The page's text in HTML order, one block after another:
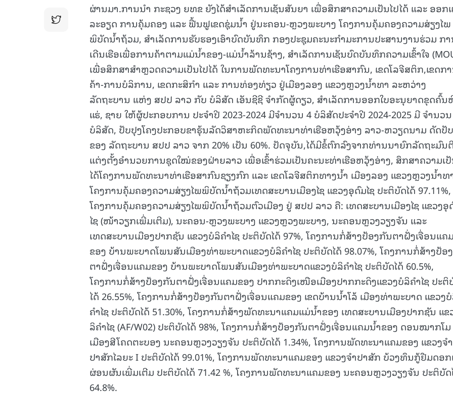
ຜ່ານມາ.ການນໍາ ກະຊວງ ຍທຂ ຍັງໄດ້ສຳເລັດການເຊັນສັນຍາ ເພື່ອສຶກສາຄວາມເປັນໄປໄດ້ ແລະ ອອກ
ລະອຽດ ການຄຸ້ມຄອງ ແລະ ຟື້ນຟູເຂດຊຸ່ມນ້ຳ ຢູ່ນະຄອນ-ຫຼວງພະບາງ ໂຄງການຄຸ້ມຄອງຄວາມສ່ຽງໄພ
ພິບັດນ້ຳຖ້ວມ, ສໍາເລັດການຮັບຮອງເອົາບົດບັນທຶກ ກອງປະຊຸມຄະນະກໍາມະການປະສານງານຮ່ວມ ກ
ເດີນເຮືອເພື່ອການຄ້າຕາມແມ່ນໍ້າຂອງ-ແມ່ນໍ້າລ້ານຊ້າງ, ສໍາເລັດການເຊັນບົດບັນທຶກຄວາມເຂົ້າໃຈ
ເພື່ອສຶກສາສຳຫຼວດຄວາມເປັນໄປໄດ້ ໃນການພັດທະນາໂຄງການທ່າເຮືອສາກົນ, ເຂດໂລຈີສຕິກ,ເຂດກ
ຄ້າ-ການບໍລິການ, ເຂດກະສິກຳ ແລະ ການທ່ອງທ່ຽວ ຢູ່ເມືອງລອງ ແຂວງຫຼວງນ້ຳທາ ລະຫວ່າງ
ລັດຖະບານ ແຫ່ງ ສປປ ລາວ ກັບ ບໍລິສັດ ເອັນຊີຊີ ຈຳກັດຜູ້ດຽວ, ສຳເລັດການອອກໃບອະນຸຍາດຂຸດຄົ້ນ
ແຮ່, ຊາຍ ໃຫ້ຜູ້ປະກອບການ ປະຈຳປີ 2023-2024 ມີຈຳນວນ 4 ບໍລິສັດປະຈຳປີ 2024-2025 ມີ ຈຳນວນ
ບໍລິສັດ, ປັບປຸງໂຄງປະກອບຂາຮຸ້ນລັດວິສາຫະກິດພັດທະນາທ່າເຮືອຫວຸ້ງອ່າງ ລາວ-ຫວຽດນາມ ດັດປັ
ຂອງ ລັດຖະບານ ສປປ ລາວ ຈາກ 20% ເປັນ 60%. ປັດຈຸບັນ,ໄດ້ມີຂໍ້ຕົກລົງຈາກທ່ານນາຍົກລັດຖະມົນ
ແຕ່ງຕັ້ງອຳນວຍການຊຸດໃໝ່ຂອງຝ່າຍລາວ ເພື່ອເຂົ້າຮ່ວມເປັນຄະນະທ່າເຮືອຫວຸ້ງອ່າງ, ສຶກສາຄວາມເປັ
ໄດ້ໂຄງການພັດທະນາທ່າເຮືອສາກົນຊຽງກົກ ແລະ ເຂດໂລຈີສຕິກທາງນໍ້າ ເມືອງລອງ ແຂວງຫຼວງນໍ້າທ
ໂຄງການຄຸ້ມຄອງຄວາມສ່ຽງໄພພິບັດນໍ້າຖ້ວມເທດສະບານເມືອງໄຊ ແຂວງອຸດົມໄຊ ປະຕິບັດໄດ້ 97.11%,
ໂຄງການຄຸ້ມຄອງຄວາມສ່ຽງໄພພິບັດນໍ້າຖ້ວມຕົວເມືອງ ຢູ່ ສປປ ລາວ ຄື: ເທດສະບານເມືອງໄຊ ແຂວງອຸ
ໄຊ (ໜ້າວຽກເພີ່ມເຕີມ), ນະຄອນ-ຫຼວງພະບາງ ແຂວງຫຼວງພະບາງ, ນະຄອນຫຼວງວຽງຈັນ ແລະ
ເທດສະບານເມືອງປາກຊັນ ແຂວງບໍລິຄຳໄຊ ປະຕິບັດໄດ້ 97%, ໂຄງການກໍ່ສ້າງປ້ອງກັນຕາຝັ່ງເຈື່ອນແຄມ
ຂອງ ບ້ານພະບາດໂພນສັນເມືອງທ່າພະບາດແຂວງບໍລິຄຳໄຊ ປະຕິບັດໄດ້ 98.07%, ໂຄງການກໍ່ສ້າງປ້ອ
ຕາຝັ່ງເຈື່ອນແຄມຂອງ ບ້ານພະບາດໂພນສັນເມືອງທ່າພະບາດແຂວງບໍລິຄຳໄຊ ປະຕິບັດໄດ້ 60.5%,
ໂຄງການກໍ່ສ້າງປ້ອງກັນຕາຝັ່ງເຈື່ອນແຄມຂອງ ປາກກະດິງເໜືອເມືອງປາກກະດິງແຂວງບໍລິຄຳໄຊ ປະຕິ
ໄດ້ 26.55%, ໂຄງການກໍ່ສ້າງປ້ອງກັນຕາຝັ່ງເຈື່ອນແຄມຂອງ ເຂດບ້ານນໍ້າໂລ້ ເມືອງທ່າພະບາດ ແຂວງ
ຄໍາໄຊ ປະຕິບັດໄດ້ 51.30%, ໂຄງການກໍ່ສ້າງພັດທະນາແຄມແມ່ນໍ້າຂອງ ເທດສະບານເມືອງປາກຊັນ ແຂ
ລິຄຳໄຊ (AF/W02) ປະຕິບັດໄດ້ 98%, ໂຄງການກໍ່ສ້າງປ້ອງກັນຕາຝັ່ງເຈື່ອນແຄມນໍ້າຂອງ ດອນໝາກໂມ
ເມືອງສີໂຄດຕະບອງ ນະຄອນຫຼວງວຽງຈັນ ປະຕິບັດໄດ້ 1.34%, ໂຄງການພັດທະນາແຄມຂອງ ແຂວງຈຳ
ປາສັກໄລຍະ I ປະຕິບັດໄດ້ 99.01%, ໂຄງການພັດທະນາແຄມຂອງ ແຂວງຈຳປາສັກ ບ້ວງທຶນກູ້ຢືມດອກ
ຜ່ອນຜັນເພີ່ມເຕີມ ປະຕິບັດໄດ້ 71.42 %, ໂຄງການພັດທະນາແຄມຂອງ ນະຄອນຫຼວງວຽງຈັນ ປະຕິບັດ
64.8%.
15.040(07-08-